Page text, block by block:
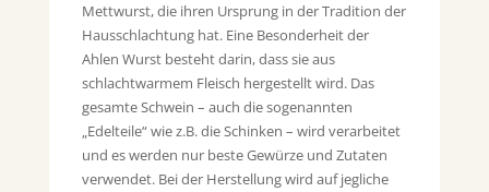
Mettwurst, die ihren Ursprung in der Tradition der
Hausschlachtung hat. Eine Besonderheit der
Ahlen Wurst besteht darin, dass sie aus
schlachtwarmem Fleisch hergestellt wird. Das
gesamte Schwein – auch die sogenannten
„Edelteile“ wie z.B. die Schinken – wird verarbeitet
und es werden nur beste Gewürze und Zutaten
verwendet. Bei der Herstellung wird auf jegliche